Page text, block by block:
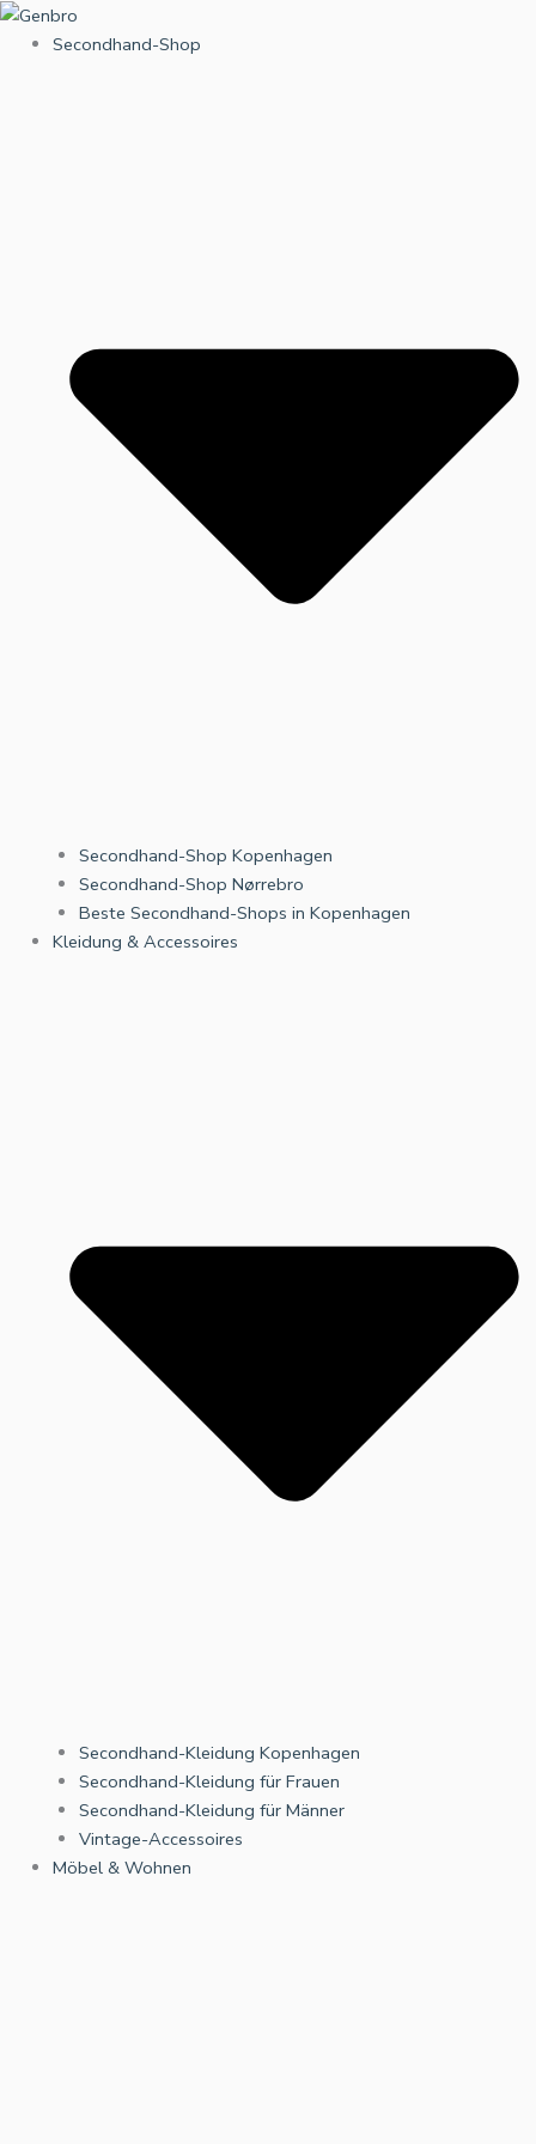
Zum
Inhalt Secondhand-Shop
Secondhand-Shop Kopenhagen
Secondhand-Shop Nørrebro
Beste Secondhand-Shops in Kopenhagen
Kleidung & Accessoires
Secondhand-Kleidung Kopenhagen
Secondhand-Kleidung für Frauen
Secondhand-Kleidung für Männer
Vintage-Accessoires
Möbel & Wohnen